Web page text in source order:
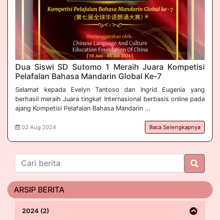
Dua Siswi SD Sutomo 1 Meraih Juara Kompetisi
Pelafalan Bahasa Mandarin Global Ke-7
Selamat kepada Evelyn Tantoso dan Ingrid Eugenia yang
berhasil meraih Juara tingkat Internasional berbasis online pada
ajang Kompetisi Pelafalan Bahasa Mandarin ...
02 Aug 2024 Baca Selengkapnya
ARSIP BERITA
2024 (2)